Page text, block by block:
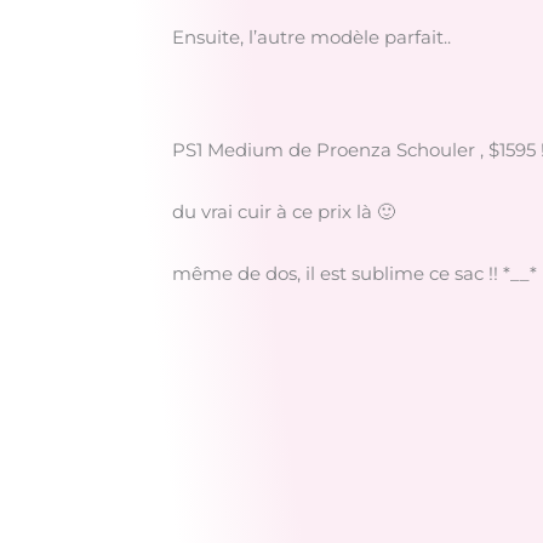
Ensuite, l’autre modèle parfait..
PS1 Medium de Proenza Schouler , $1595
du vrai cuir à ce prix là 🙂
même de dos, il est sublime ce sac !! *__*